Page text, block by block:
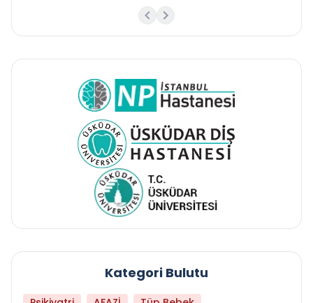
Kategori Bulutu